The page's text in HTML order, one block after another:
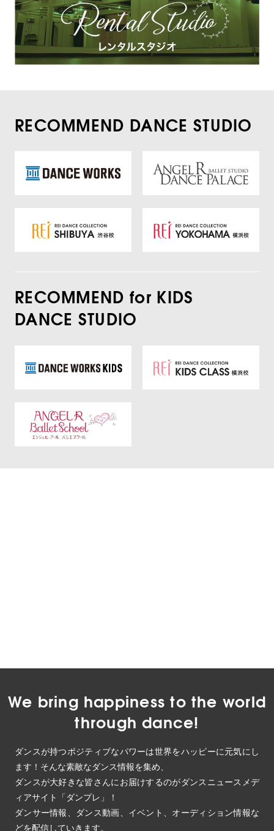
RECOMMEND DANCE STUDIO
RECOMMEND for KIDS
DANCE STUDIO
We bring happiness to the world
through dance!
ダンスが持つポジティブなパワーは世界をハッピーに元気にし
ます！そんな素敵なダンス情報を集め、
ダンスが大好きな皆さんにお届けするのがダンスニュースメデ
ィアサイト「ダンプレ」！
ダンサー情報、ダンス動画、イベント、オーディション情報な
どを配信していきます。